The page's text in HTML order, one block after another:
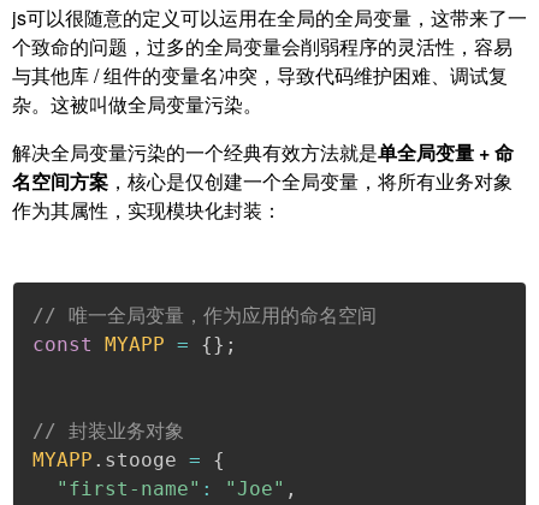
js可以很随意的定义可以运用在全局的全局变量，这带来了一
个致命的问题，过多的全局变量会削弱程序的灵活性，容易
与其他库 / 组件的变量名冲突，导致代码维护困难、调试复
杂。这被叫做全局变量污染。
解决全局变量污染的一个经典有效方法就是单全局变量 + 命
名空间方案 ，核心是仅创建一个全局变量，将所有业务对象
作为其属性，实现模块化封装：
// 唯一全局变量，作为应用的命名空间
const
MYAPP = {} ;
// 封装业务对象
MYAPP . stooge =
{
"first-name" : "Joe" ,